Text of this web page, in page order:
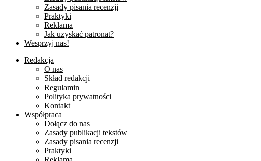
Zasady pisania recenzji
Praktyki
Reklama
Jak uzyskać patronat?
Wesprzyj nas!
Redakcja
O nas
Skład redakcji
Regulamin
Polityka prywatności
Kontakt
Współpraca
Dołącz do nas
Zasady publikacji tekstów
Zasady pisania recenzji
Praktyki